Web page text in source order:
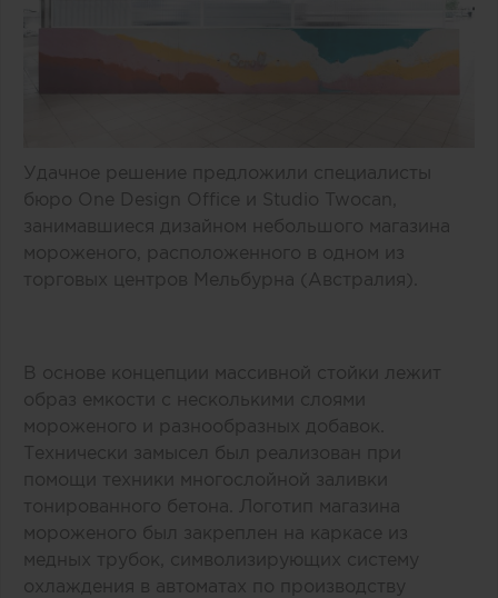
Удачное решение предложили специалисты
бюро One Design Office и Studio Twocan,
занимавшиеся дизайном небольшого магазина
мороженого, расположенного в одном из
торговых центров Мельбурна (Австралия).
В основе концепции массивной стойки лежит
образ емкости с несколькими слоями
мороженого и разнообразных добавок.
Технически замысел был реализован при
помощи техники многослойной заливки
тонированного бетона. Логотип магазина
мороженого был закреплен на каркасе из
медных трубок, символизирующих систему
охлаждения в автоматах по производству